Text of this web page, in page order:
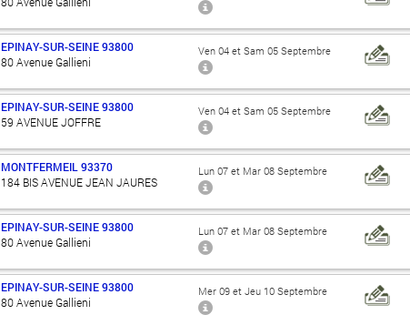
EPINAY-SUR-SEINE 93800
80 Avenue Gallieni
Ven 04 et Sam 05 Septembre
EPINAY-SUR-SEINE 93800
59 AVENUE JOFFRE
Ven 04 et Sam 05 Septembre
MONTFERMEIL 93370
184 BIS AVENUE JEAN JAURES
Lun 07 et Mar 08 Septembre
EPINAY-SUR-SEINE 93800
80 Avenue Gallieni
Lun 07 et Mar 08 Septembre
EPINAY-SUR-SEINE 93800
80 Avenue Gallieni
Mer 09 et Jeu 10 Septembre